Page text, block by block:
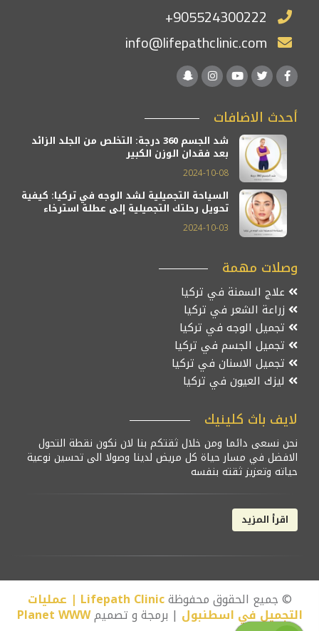
+905524300222
info@lifepathclinic.com
أحدث الاضافات
شد الجسم 360 درجة: التخلص من الجلد الزائد
بعد فقدان الوزن الكبير
2024-10-08
السياحة التجميلية لشد الوجه في تركيا: كيفية
تحويل رحلتك التجميلية إلى عطلة استرخاء
2024-10-03
وصلات مهمة
علاج السمنة في تركيا
زراعة الشعر في تركيا
تجميل الوجه في تركيا
تجميل الجسم في تركيا
تجميل الاسنان في تركيا
ليزك العيون في تركيا
لايف باث كلينيك
نحن نسعى دائما ومن خلال ثقتكم بنا لان نكون نقطة التحول
الافضل في مسار حياة كل مريض لدينا وصولا الى تحسين نوعية
حياته وتعزيز ثقته بنفسه
اقرأ المزيد
© جميع الحقوق محفوظة Lifepath Clinic | عمليات
التجميل في اسطنبول | برمجة و تصميمPlanet WWW